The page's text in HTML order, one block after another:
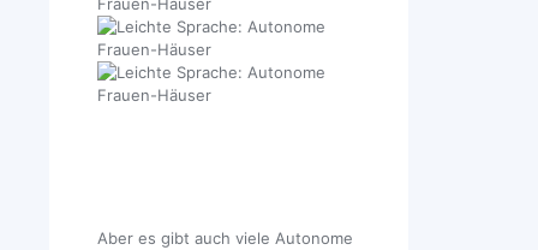
Aber es gibt auch viele Autonome